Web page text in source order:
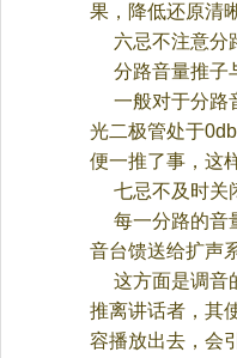
果，降低还原清
六忌不注意分
分路音量推子
一般对于分路
光二极管处于0db
便一推了事，这
七忌不及时关
每一分路的音
音台馈送给扩声
这方面是调音
推离讲话者，其
容播放出去，会